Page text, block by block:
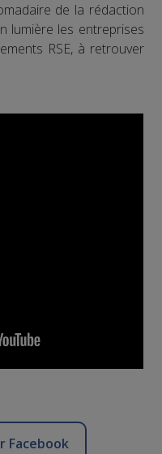
de la rédaction
lumière les entreprises
RSE, à retrouver
Facebook